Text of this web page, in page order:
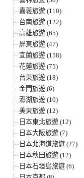
嘉義旅遊 (110)
台南旅遊 (122)
高雄旅遊 (65)
屏東旅遊 (47)
宜蘭旅遊 (158)
花蓮旅遊 (75)
台東旅遊 (18)
金門旅遊 (6)
澎湖旅遊 (10)
美東旅遊 (12)
日本東北旅遊 (12)
日本大阪旅遊 (7)
日本北海道旅遊 (27)
日本秋田旅遊 (12)
日本石垣島旅遊 (6)